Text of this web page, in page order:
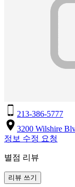
213-386-5777
3200 Wilshire
정보 수정 요청
별점 리뷰
리뷰 쓰기